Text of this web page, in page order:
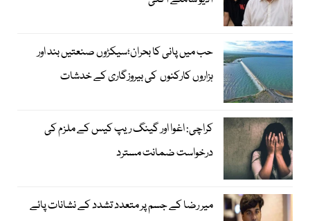
حب میں پانی کا بحران؛سیکڑوں صنعتیں بند اور
ہزاروں کارکنوں کی بیروزگاری کے خدشات
کراچی: اغوا اور گینگ ریپ کیس کے ملزم کی
درخواست ضمانت مسترد
میر رضا کے جسم پر متعدد تشدد کے نشانات پائے